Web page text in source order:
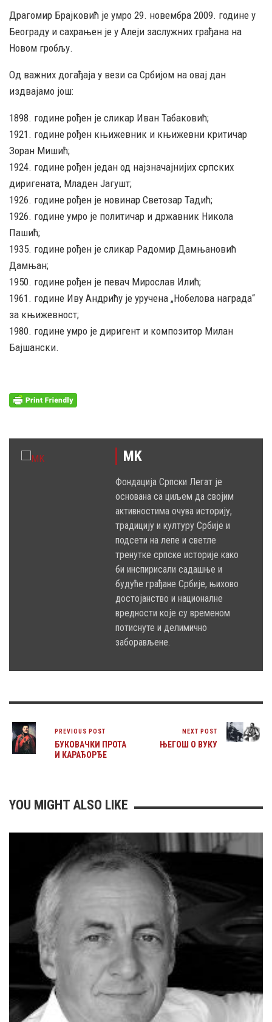
Драгомир Брајковић је умро 29. новембра 2009. године у
Београду и сахрањен је у Алеји заслужних грађана на
Новом гробљу.
Од важних догађаја у вези са Србијом на овај дан
издвајамо још:
1898. године рођен је сликар Иван Табаковић;
1921. године рођен књижевник и књижевни критичар
Зоран Мишић;
1924. године рођен један од најзначајнијих српских
диригената, Младен Јагушт;
1926. године рођен је новинар Светозар Тадић;
1926. године умро је политичар и државник Никола
Пашић;
1935. године рођен је сликар Радомир Дамњановић
Дамњан;
1950. године рођен је певач Мирослав Илић;
1961. године Иву Андрићу је уручена „Нобелова награда“
за књижевност;
1980. године умро је диригент и композитор Милан
Бајшански.
MK
Фондација Српски Легат је
основана са циљем да својим
активностима очува историју,
традицију и културу Србије и
подсети на лепе и светле
тренутке српске историје како
би инспирисали садашње и
будуће грађане Србије, њихово
достојанство и националне
вредности које су временом
потиснуте и делимично
заборављене.
PREVIOUS POST
БУКОВАЧКИ ПРОТА
И КАРАЂОРЂЕ
NEXT POST
ЊЕГОШ О ВУКУ
YOU MIGHT ALSO LIKE